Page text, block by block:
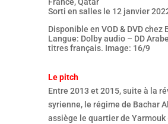
Sorti en salles le 12 janvier
Disponible en VOD & DVD chez
Langue: Dolby audio – DD
titres français. Image: 16/9
Le pitch
Entre 2013 et 2015, suite à la
syrienne, le régime de Bachar
assiège le quartier de Yarmouk